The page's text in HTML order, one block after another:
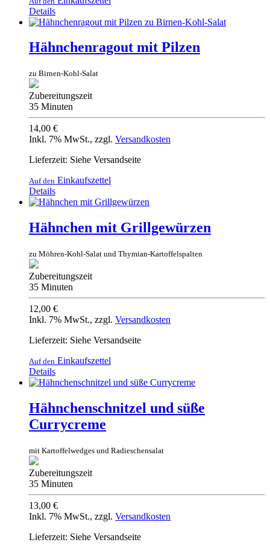
Details
Hähnchenragout mit Pilzen
zu Birnen-Kohl-Salat
Zubereitungszeit
35 Minuten
14,00 €
Inkl. 7% MwSt., zzgl. Versandkosten
Lieferzeit: Siehe Versandseite
Auf den Einkaufszettel
Details
Hähnchen mit Grillgewürzen
zu Möhren-Kohl-Salat und Thymian-Kartoffelspalten
Zubereitungszeit
35 Minuten
12,00 €
Inkl. 7% MwSt., zzgl. Versandkosten
Lieferzeit: Siehe Versandseite
Auf den Einkaufszettel
Details
Hähnchenschnitzel und süße
Currycreme
mit Kartoffelwedges und Radieschensalat
Zubereitungszeit
35 Minuten
13,00 €
Inkl. 7% MwSt., zzgl. Versandkosten
Lieferzeit: Siehe Versandseite